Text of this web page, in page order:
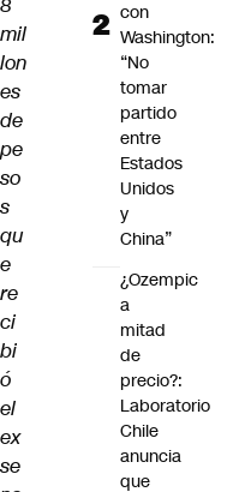
mil
lon
es
de
pe
so
s
qu
e
re
ci
bi
ó
el
ex
se
con
Washington:
“No
tomar
partido
entre
Estados
Unidos
y
China”
¿Ozempic
a
mitad
de
precio?:
Laboratorio
Chile
anuncia
que